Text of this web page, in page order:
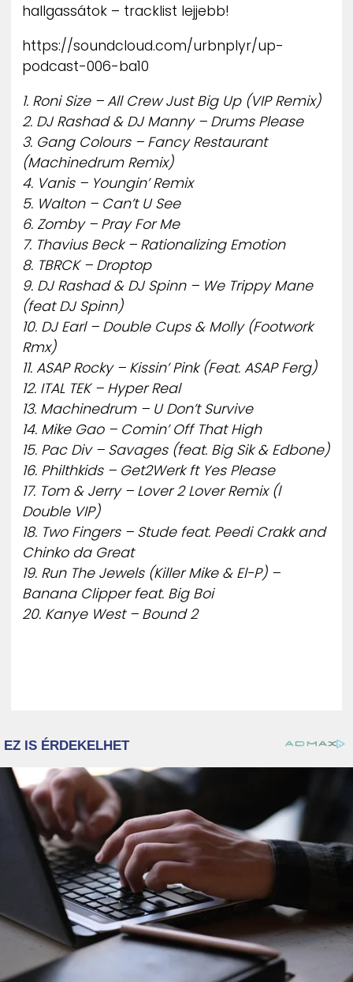
hallgassátok – tracklist lejjebb!
https://soundcloud.com/urbnplyr/up-
podcast-006-ba10
1. Roni Size – All Crew Just Big Up (VIP Remix)
2. DJ Rashad & DJ Manny – Drums Please
3. Gang Colours – Fancy Restaurant
(Machinedrum Remix)
4. Vanis – Youngin’ Remix
5. Walton – Can’t U See
6. Zomby – Pray For Me
7. Thavius Beck – Rationalizing Emotion
8. TBRCK – Droptop
9. DJ Rashad & DJ Spinn – We Trippy Mane
(feat DJ Spinn)
10. DJ Earl – Double Cups & Molly (Footwork
Rmx)
11. ASAP Rocky – Kissin’ Pink (Feat. ASAP Ferg)
12. ITAL TEK – Hyper Real
13. Machinedrum – U Don’t Survive
14. Mike Gao – Comin’ Off That High
15. Pac Div – Savages (feat. Big Sik & Edbone)
16. Philthkids – Get2Werk ft Yes Please
17. Tom & Jerry – Lover 2 Lover Remix (l
Double VIP)
18. Two Fingers – Stude feat. Peedi Crakk and
Chinko da Great
19. Run The Jewels (Killer Mike & El-P) –
Banana Clipper feat. Big Boi
20. Kanye West – Bound 2